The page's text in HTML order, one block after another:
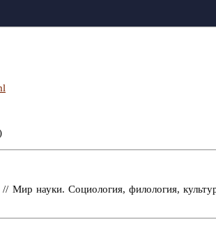
// Мир науки. Социология, филология,